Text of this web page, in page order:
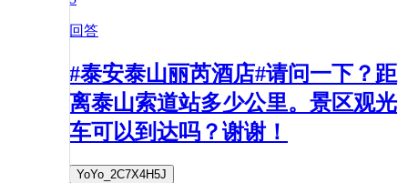
回答
#泰安泰山丽芮酒店#请问一下？距
离泰山索道站多少公里。景区观光
车可以到达吗？谢谢！
YoYo_2C7X4H5J